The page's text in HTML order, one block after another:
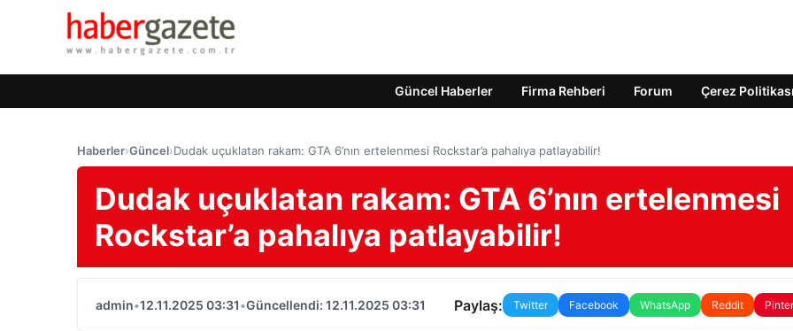
Güncel Haberler Firma Rehberi Forum Çerez Politikası
Haberler›Güncel›Dudak uçuklatan rakam: GTA 6’nın ertelenmesi Rockstar’a pahalıya patlayabilir!
Dudak uçuklatan rakam: GTA 6’nın ertelenmesi
Rockstar’a pahalıya patlayabilir!
admin•12.11.2025 03:31•Güncellendi: 12.11.2025 03:31 Paylaş: Twitter Facebook WhatsApp Reddit